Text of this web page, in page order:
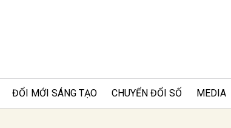
ĐỔI MỚI SÁNG TẠO CHUYỂN ĐỔI SỐ MEDIA